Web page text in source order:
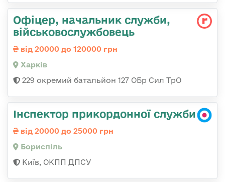
Офіцер, начальник служби,
військовослужбовець
від 20000 до 120000 грн
Харків
229 окремий батальйон 127 ОБр Сил ТрО
Інспектор прикордонної служби
від 20000 до 25000 грн
Бориспіль
Київ, ОКПП ДПСУ